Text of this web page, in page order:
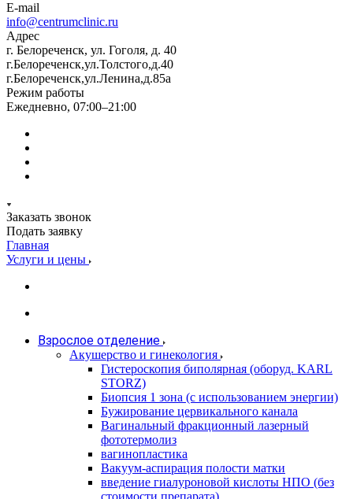
E-mail
info@centrumclinic.ru
Адрес
г. Белореченск, ул. Гоголя, д. 40
г.Белореченск,ул.Толстого,д.40
г.Белореченск,ул.Ленина,д.85а
Режим работы
Ежедневно, 07:00–21:00
Заказать звонок
Подать заявку
Главная
Услуги и цены
Взрослое отделение
Акушерство и гинекология
Гистероскопия биполярная (оборуд. KARL
STORZ)
Биопсия 1 зона (с использованием энергии)
Бужирование цервикального канала
Вагинальный фракционный лазерный
фототермолиз
вагинопластика
Вакуум-аспирация полости матки
введение гиалуроновой кислоты НПО (без
стоимости препарата)